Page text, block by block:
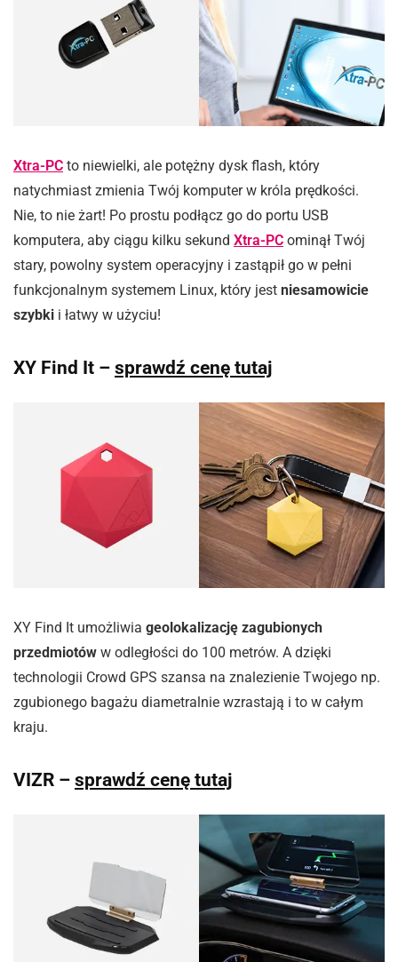
Xtra-PC to niewielki, ale potężny dysk flash, który
natychmiast zmienia Twój komputer w króla prędkości.
Nie, to nie żart! Po prostu podłącz go do portu USB
komputera, aby ciągu kilku sekund Xtra-PC ominął Twój
stary, powolny system operacyjny i zastąpił go w pełni
funkcjonalnym systemem Linux, który jest niesamowicie
szybki i łatwy w użyciu!
XY Find It – sprawdź cenę tutaj
XY Find It umożliwia geolokalizację zagubionych
przedmiotów w odległości do 100 metrów. A dzięki
technologii Crowd GPS szansa na znalezienie Twojego np.
zgubionego bagażu diametralnie wzrastają i to w całym
kraju.
VIZR – sprawdź cenę tutaj